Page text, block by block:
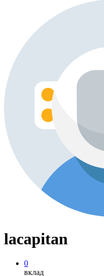
lacapitan
0
вклад